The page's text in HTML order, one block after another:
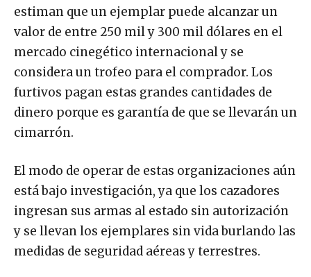
estiman que un ejemplar puede alcanzar un
valor de entre 250 mil y 300 mil dólares en el
mercado cinegético internacional y se
considera un trofeo para el comprador. Los
furtivos pagan estas grandes cantidades de
dinero porque es garantía de que se llevarán un
cimarrón.
El modo de operar de estas organizaciones aún
está bajo investigación, ya que los cazadores
ingresan sus armas al estado sin autorización
y se llevan los ejemplares sin vida burlando las
medidas de seguridad aéreas y terrestres.